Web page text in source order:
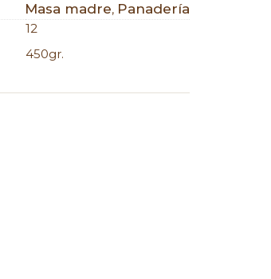
Masa madre, Panadería
12
450gr.